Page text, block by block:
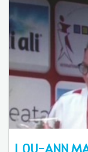
LOU-ANN